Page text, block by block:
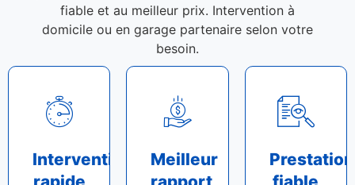
fiable et au meilleur prix. Intervention à
domicile ou en garage partenaire selon votre
besoin.
Intervention
Meilleur
Prestation